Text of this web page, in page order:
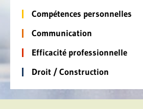
Compétences personnelles
Communication
Efficacité professionnelle
Droit / Construction